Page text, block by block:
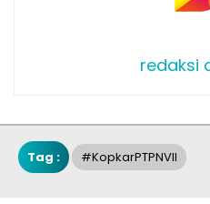
redaksi
Tag : #kopkarPTPNVII